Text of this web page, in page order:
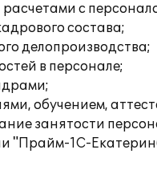
с
состава;
делопроизводства;
в персонале;
обучением,
занятости
"Прайм-1С-